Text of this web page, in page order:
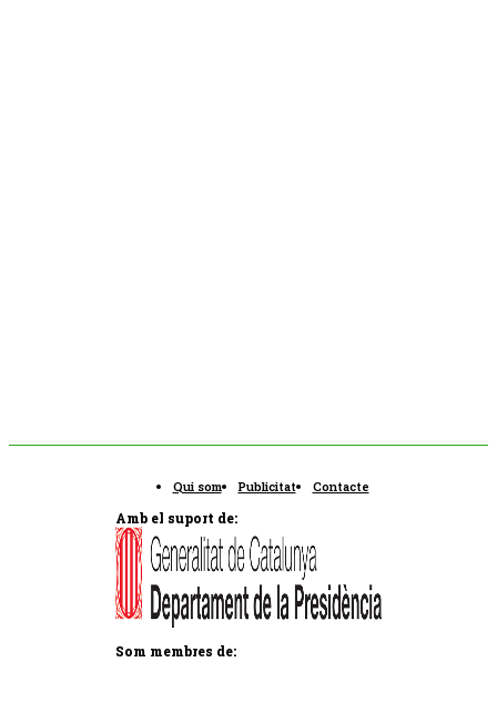
Qui som Publicitat Contacte
Amb el suport de:
Som membres de: